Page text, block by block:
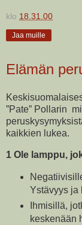
klo 18.31.00
Jaa muille
Elämän
”Pate” Pollarin
kaikkien lukea.
1 Ole lamppu,
Ystävyys ja
Ihmisillä,
keskenään